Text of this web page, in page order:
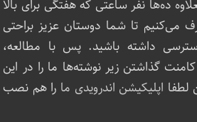
ده‌ها نفر ساعتی که هفتگی برای بالا
تا شما دوستان عزیز براحتی
داشته باشید. پس با مطالعه،
گذاشتن زیر نوشته‌‌ها ما را در این
لطفا اپلیکیشن اندرویدی ما را هم نصب